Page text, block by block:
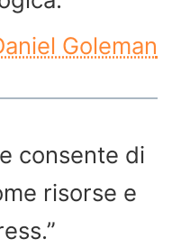
Goleman
consente di
risorse e